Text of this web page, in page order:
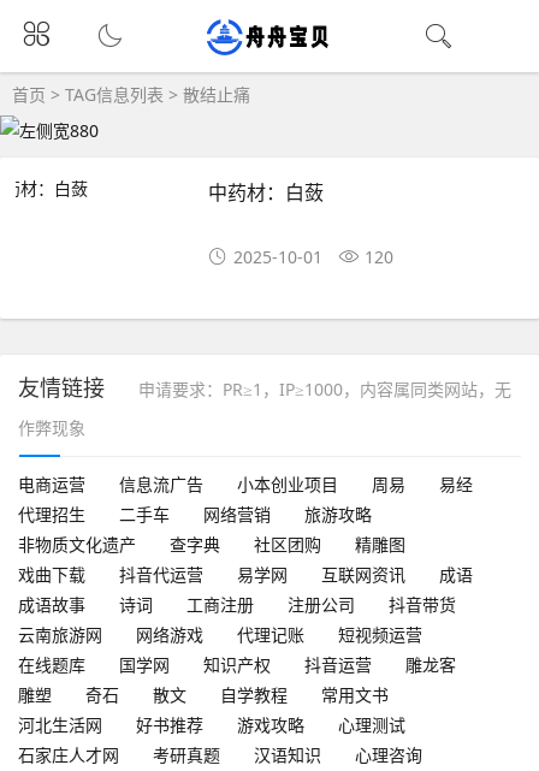
首页 > TAG信息列表 > 散结止痛
中药材：白蔹
2025-10-01 120
友情链接
申请要求：PR≥1，IP≥1000，内容属同类网站，无
作弊现象
电商运营 信息流广告 小本创业项目 周易
易经
代理招生
二手车 网络营销
旅游攻略
非物质文化遗产
查字典 社区团购
精雕图
戏曲下载
抖音代运营 易学网 互联网资讯
成语
成语故事
诗词 工商注册 注册公司
抖音带货
云南旅游网
网络游戏 代理记账
短视频运营
在线题库
国学网 知识产权 抖音运营
雕龙客
雕塑
奇石 散文 自学教程
常用文书
河北生活网
好书推荐 游戏攻略
心理测试
石家庄人才网
考研真题 汉语知识
心理咨询